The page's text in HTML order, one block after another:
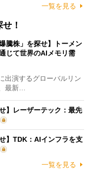
一覧を見る
！
騰株」を探せ】トーメン
じて世界のAIメモリ需
出演するグローバルリン
最新…
】レーザーテック：最先
】TDK：AIインフラを支
一覧を見る